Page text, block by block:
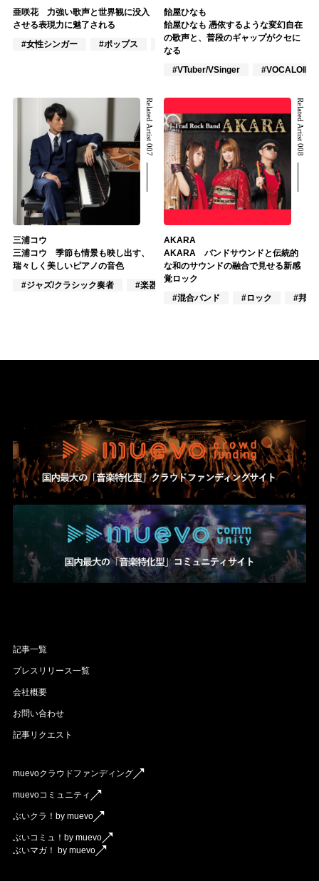
亜咲花 力強い歌声と世界観に没入
させる表現力に魅了される
#女性シンガー
#ポップス #アニメ/ゲーム
飴屋ひなも
飴屋ひなも 憑依するような変幻自在
の歌声と、普段のギャップがクセに
なる
#VTuber/VSinger
#VOCALOID
Related Artist 007
三浦コウ
三浦コウ 季節も情景も映し出す、
瑞々しく美しいピアノの音色
#ジャズ/クラシック奏者
#楽器奏者
Related Artist 008
AKARA
AKARA バンドサウンドと伝統的
な和のサウンドの融合で見せる新感
覚ロック
#混合バンド
#ロック #邦ロ
記事一覧
プレスリリース一覧
会社概要
お問い合わせ
記事リクエスト
muevoクラウドファンディング
muevoコミュニティ
ぶいクラ！by muevo
ぶいコミュ！by muevo
ぶいマガ！ by muevo